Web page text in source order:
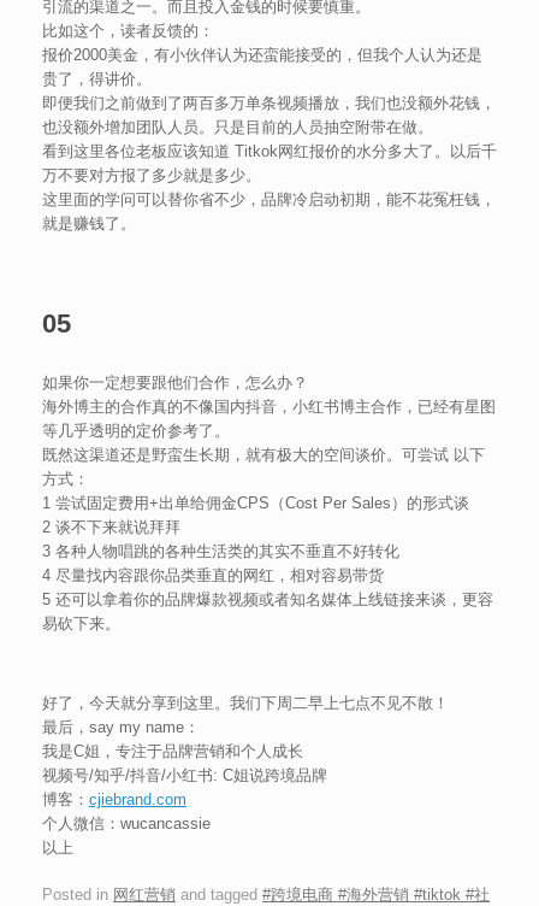
引流的渠道之一。而且投入金钱的时候要慎重。
比如这个，读者反馈的：
报价2000美金，有小伙伴认为还蛮能接受的，但我个人认为还是
贵了，得讲价。
即便我们之前做到了两百多万单条视频播放，我们也没额外花钱，
也没额外增加团队人员。只是目前的人员抽空附带在做。
看到这里各位老板应该知道 Titkok网红报价的水分多大了。以后千
万不要对方报了多少就是多少。
这里面的学问可以替你省不少，品牌冷启动初期，能不花冤枉钱，
就是赚钱了。
05
如果你一定想要跟他们合作，怎么办？
海外博主的合作真的不像国内抖音，小红书博主合作，已经有星图
等几乎透明的定价参考了。
既然这渠道还是野蛮生长期，就有极大的空间谈价。可尝试 以下
方式：
1 尝试固定费用+出单给佣金CPS（Cost Per Sales）的形式谈
2 谈不下来就说拜拜
3 各种人物唱跳的各种生活类的其实不垂直不好转化
4 尽量找内容跟你品类垂直的网红，相对容易带货
5 还可以拿着你的品牌爆款视频或者知名媒体上线链接来谈，更容
易砍下来。
好了，今天就分享到这里。我们下周二早上七点不见不散！
最后，say my name：
我是C姐，专注于品牌营销和个人成长
视频号/知乎/抖音/小红书: C姐说跨境品牌
博客： cjiebrand.com
个人微信：wucancassie
以上
Posted in 网红营销 and tagged #跨境电商 #海外营销 #tiktok #社